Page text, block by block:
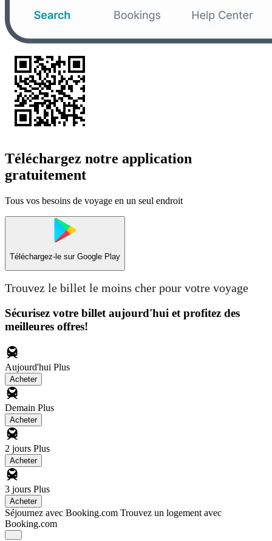
Téléchargez notre application
gratuitement
Tous vos besoins de voyage en un seul endroit
Téléchargez-le sur Google Play
Trouvez le billet le moins cher pour votre voyage
Sécurisez votre billet aujourd'hui et profitez des
meilleures offres!
Aujourd'hui Plus
Acheter
Demain Plus
Acheter
2 jours Plus
Acheter
3 jours Plus
Acheter
Séjournez avec Booking.com Trouvez un logement avec
Booking.com